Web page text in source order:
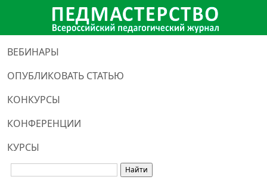
ВЕБИНАРЫ
ОПУБЛИКОВАТЬ СТАТЬЮ
КОНКУРСЫ
КОНФЕРЕНЦИИ
КУРСЫ